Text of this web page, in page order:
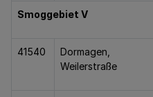
Smoggebiet V
41540
Dormagen,
Weilerstraße